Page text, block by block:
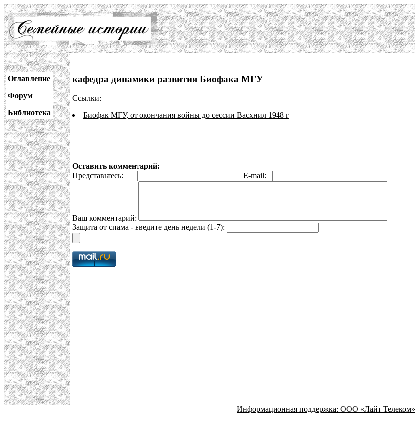
Оглавление
Форум
Библиотека
кафедра динамики развития Биофака МГУ
Ссылки:
Биофак МГУ, от окончания войны до сессии Васхнил 1948 г
Оставить комментарий:
Представьтесь:
E-mail:
Ваш комментарий:
Защита от спама - введите день недели (1-7):
Информационная поддержка: ООО «Лайт Телеком»